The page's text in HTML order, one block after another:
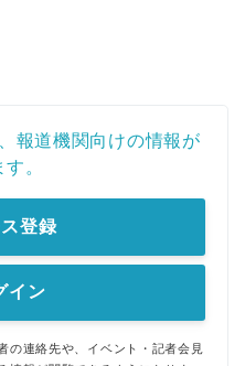
報道機関向けの情報が
。
登録
イン
の連絡先や、イベント・記者会見